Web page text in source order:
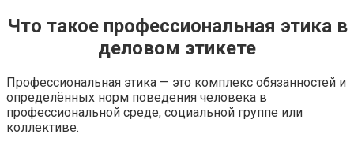
Что такое профессиональная этика в
деловом этикете
Профессиональная этика — это комплекс обязанностей и
определённых норм поведения человека в
профессиональной среде, социальной группе или
коллективе.